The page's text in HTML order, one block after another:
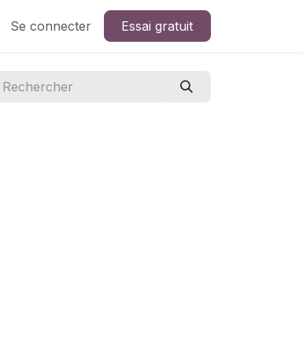
Se connecter Essai gratuit